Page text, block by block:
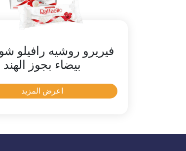
فيريرو روشيه رافيلو
بيضاء بجوز الهند
اعرض المزيد